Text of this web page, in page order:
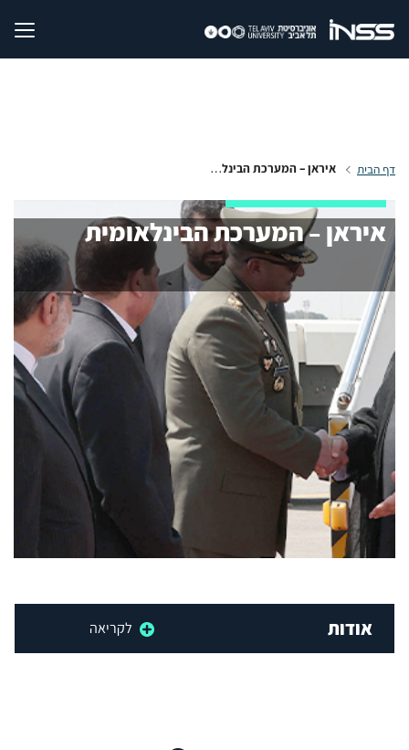
דף הבית איראן – המערכת הבינלאומית
איראן – המערכת הבינלאומית
אודות לקריאה